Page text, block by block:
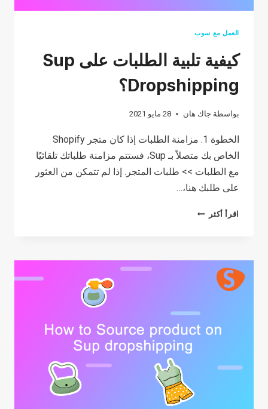
العمل مع سوب
كيفية تلبية الطلبات على Sup
Dropshipping؟
بواسطة جاك هان 28 مايو 2021
الخطوة 1. مزامنة الطلبات إذا كان متجر Shopify
الخاص بك متصلاً بـ Sup، فستتم مزامنة طلباتك تلقائيًا
مع الطلبات >> طلبات المتجر. إذا لم تتمكن من العثور
على طلبك هنا،…
اقرأ أكثر
كيفية
على